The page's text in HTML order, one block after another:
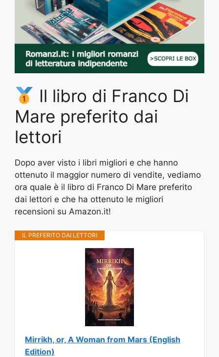
Il libro di Franco Di
Mare preferito dai
lettori
Dopo aver visto i libri migliori e che hanno
ottenuto il maggior numero di vendite, vediamo
ora quale è il libro di Franco Di Mare preferito
dai lettori e che ha ottenuto le migliori
recensioni su Amazon.it!
IL PREFERITO DAI LETTORI
Mirrikh, or, A Woman from Mars (English
Edition)